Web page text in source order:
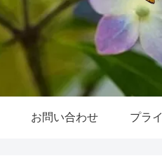
お問い合わせ プラ